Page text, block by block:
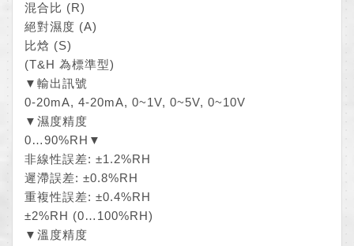
混合比 (R)
絕對濕度 (A)
比焓 (S)
(T&H 為標準型)
▼輸出訊號
0-20mA, 4-20mA, 0~1V, 0~5V, 0~10V
▼濕度精度
0…90%RH▼
非線性誤差: ±1.2%RH
遲滯誤差: ±0.8%RH
重複性誤差: ±0.4%RH
±2%RH (0…100%RH)
▼溫度精度